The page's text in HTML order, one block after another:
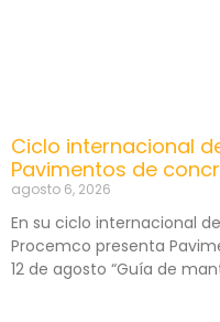
Ciclo internacional
Pavimentos de
agosto 6, 2026
En su ciclo internacional
Procemco presenta
12 de agosto “Guía de